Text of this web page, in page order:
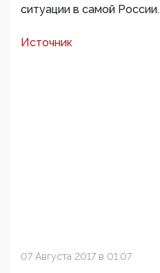
ситуации в самой России.
Источник
07 Августа 2017 в 01:07